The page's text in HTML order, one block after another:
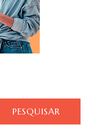
PESQUISAR